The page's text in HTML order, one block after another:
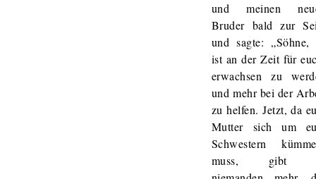
und meinen
Bruder bald zur
und sagte: „Söhne,
ist an der Zeit für
erwachsen zu
und mehr bei der
zu helfen. Jetzt, da
Mutter sich um
Schwestern
muss, gibt